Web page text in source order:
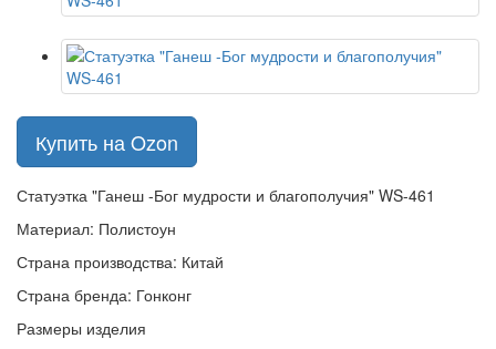
Купить на Ozon
Статуэтка "Ганеш -Бог мудрости и благополучия" WS-461
Материал: Полистоун
Страна производства: Китай
Страна бренда: Гонконг
Размеры изделия